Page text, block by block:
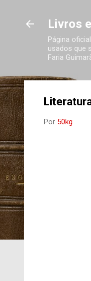
Livros
Página
usados que
Faria
Por 50kg